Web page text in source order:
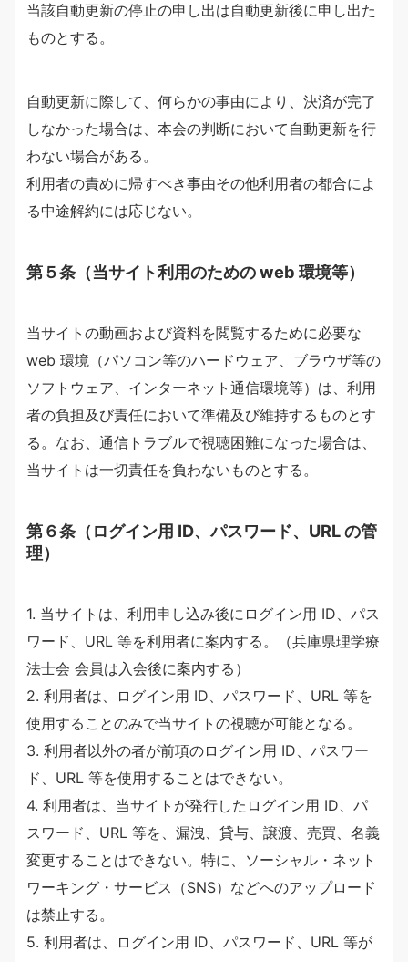
当該自動更新の停止の申し出は自動更新後に申し出た
ものとする。
自動更新に際して、何らかの事由により、決済が完了
しなかった場合は、本会の判断において自動更新を行
わない場合がある。
利用者の責めに帰すべき事由その他利用者の都合によ
る中途解約には応じない。
第５条（当サイト利用のための web 環境等）
当サイトの動画および資料を閲覧するために必要な
web 環境（パソコン等のハードウェア、ブラウザ等の
ソフトウェア、インターネット通信環境等）は、利用
者の負担及び責任において準備及び維持するものとす
る。なお、通信トラブルで視聴困難になった場合は、
当サイトは一切責任を負わないものとする。
第６条（ログイン用 ID、パスワード、URL の管
理）
1. 当サイトは、利用申し込み後にログイン用 ID、パス
ワード、URL 等を利用者に案内する。（兵庫県理学療
法士会 会員は入会後に案内する）
2. 利用者は、ログイン用 ID、パスワード、URL 等を
使用することのみで当サイトの視聴が可能となる。
3. 利用者以外の者が前項のログイン用 ID、パスワー
ド、URL 等を使用することはできない。
4. 利用者は、当サイトが発行したログイン用 ID、パ
スワード、URL 等を、漏洩、貸与、譲渡、売買、名義
変更することはできない。特に、ソーシャル・ネット
ワーキング・サービス（SNS）などへのアップロード
は禁止する。
5. 利用者は、ログイン用 ID、パスワード、URL 等が